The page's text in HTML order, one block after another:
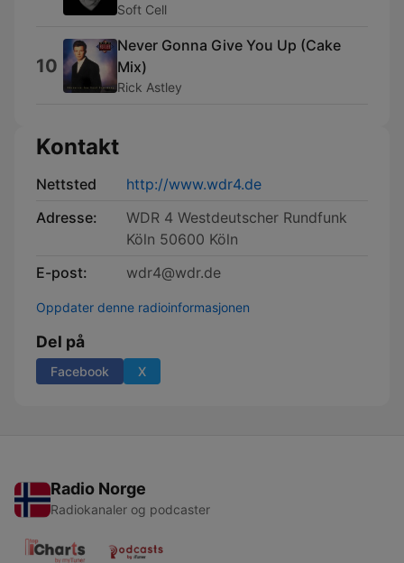
Soft Cell
10
Never Gonna Give You Up (Cake
Mix)
Rick Astley
Kontakt
Nettsted
http://www.wdr4.de
Adresse:
WDR 4 Westdeutscher Rundfunk
Köln 50600 Köln
E-post:
wdr4@wdr.de
Oppdater denne radioinformasjonen
Del på
Facebook X
Radio Norge
Radiokanaler og podcaster